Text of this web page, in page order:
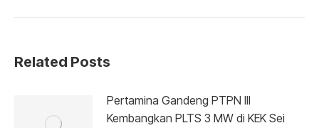
Related Posts
Pertamina Gandeng PTPN III
Kembangkan PLTS 3 MW di KEK Sei